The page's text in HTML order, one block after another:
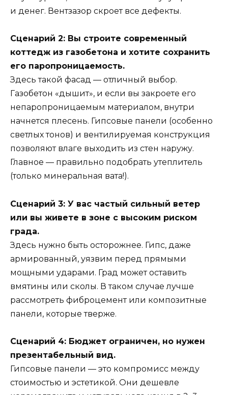
и денег. Вентзазор скроет все дефекты.
Сценарий 2: Вы строите современный
коттедж из газобетона и хотите сохранить
его паропроницаемость.
Здесь такой фасад — отличный выбор.
Газобетон «дышит», и если вы закроете его
непаропроницаемым материалом, внутри
начнется плесень. Гипсовые панели (особенно
светлых тонов) и вентилируемая конструкция
позволяют влаге выходить из стен наружу.
Главное — правильно подобрать утеплитель
(только минеральная вата!).
Сценарий 3: У вас частый сильный ветер
или вы живете в зоне с высоким риском
града.
Здесь нужно быть осторожнее. Гипс, даже
армированный, уязвим перед прямыми
мощными ударами. Град может оставить
вмятины или сколы. В таком случае лучше
рассмотреть фиброцемент или композитные
панели, которые тверже.
Сценарий 4: Бюджет ограничен, но нужен
презентабельный вид.
Гипсовые панели — это компромисс между
стоимостью и эстетикой. Они дешевле